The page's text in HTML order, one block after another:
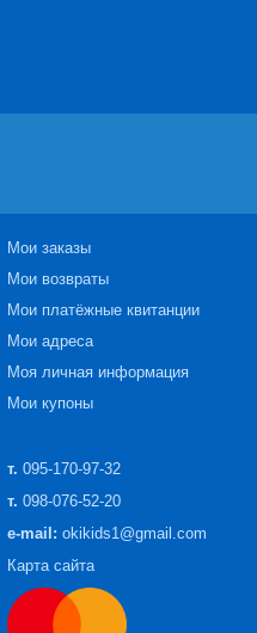
Мои заказы
Мои возвраты
Мои платёжные квитанции
Мои адреса
Моя личная информация
Мои купоны
т. 095-170-97-32
т. 098-076-52-20
e-mail: okikids1@gmail.com
Карта сайта